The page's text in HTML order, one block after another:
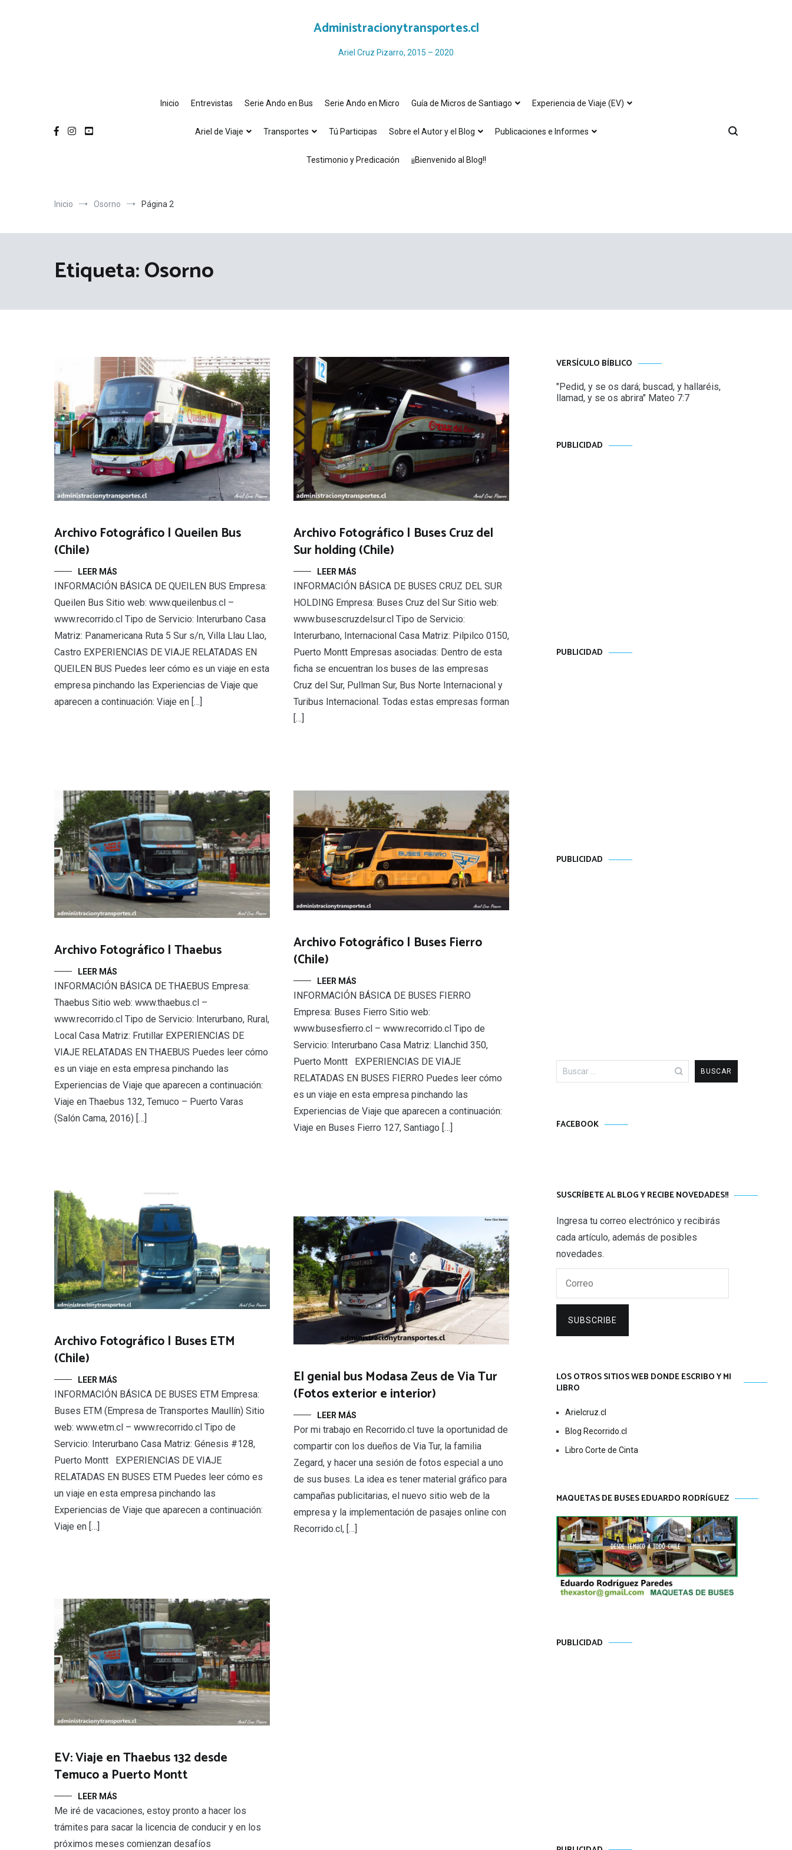
Administracionytransportes.cl
Ariel Cruz Pizarro, 2015 – 2020
Inicio Entrevistas Serie Ando en Bus Serie Ando en Micro Guía de Micros de Santiago Experiencia de Viaje (EV)
Ariel de Viaje Transportes Tú Participas Sobre el Autor y el Blog Publicaciones e Informes
Testimonio y Predicación ¡¡Bienvenido al Blog!!
Inicio Osorno Página 2
Etiqueta:Osorno
Archivo Fotográfico | Queilen Bus
(Chile)
LEER MÁS
INFORMACIÓN BÁSICA DE QUEILEN BUS Empresa:
Queilen Bus Sitio web: www.queilenbus.cl –
www.recorrido.cl Tipo de Servicio: Interurbano Casa
Matriz: Panamericana Ruta 5 Sur s/n, Villa Llau Llao,
Castro EXPERIENCIAS DE VIAJE RELATADAS EN
QUEILEN BUS Puedes leer cómo es un viaje en esta
empresa pinchando las Experiencias de Viaje que
aparecen a continuación: Viaje en […]
Archivo Fotográfico | Buses Cruz del
Sur holding (Chile)
LEER MÁS
INFORMACIÓN BÁSICA DE BUSES CRUZ DEL SUR
HOLDING Empresa: Buses Cruz del Sur Sitio web:
www.busescruzdelsur.cl Tipo de Servicio:
Interurbano, Internacional Casa Matriz: Pilpilco 0150,
Puerto Montt Empresas asociadas: Dentro de esta
ficha se encuentran los buses de las empresas
Cruz del Sur, Pullman Sur, Bus Norte Internacional y
Turibus Internacional. Todas estas empresas forman
[…]
Archivo Fotográfico | Thaebus
LEER MÁS
INFORMACIÓN BÁSICA DE THAEBUS Empresa:
Thaebus Sitio web: www.thaebus.cl –
www.recorrido.cl Tipo de Servicio: Interurbano, Rural,
Local Casa Matriz: Frutillar EXPERIENCIAS DE
VIAJE RELATADAS EN THAEBUS Puedes leer cómo
es un viaje en esta empresa pinchando las
Experiencias de Viaje que aparecen a continuación:
Viaje en Thaebus 132, Temuco – Puerto Varas
(Salón Cama, 2016) […]
Archivo Fotográfico | Buses Fierro
(Chile)
LEER MÁS
INFORMACIÓN BÁSICA DE BUSES FIERRO
Empresa: Buses Fierro Sitio web:
www.busesfierro.cl – www.recorrido.cl Tipo de
Servicio: Interurbano Casa Matriz: Llanchid 350,
Puerto Montt EXPERIENCIAS DE VIAJE
RELATADAS EN BUSES FIERRO Puedes leer cómo
es un viaje en esta empresa pinchando las
Experiencias de Viaje que aparecen a continuación:
Viaje en Buses Fierro 127, Santiago […]
Archivo Fotográfico | Buses ETM
(Chile)
LEER MÁS
INFORMACIÓN BÁSICA DE BUSES ETM Empresa:
Buses ETM (Empresa de Transportes Maullín) Sitio
web: www.etm.cl – www.recorrido.cl Tipo de
Servicio: Interurbano Casa Matriz: Génesis #128,
Puerto Montt EXPERIENCIAS DE VIAJE
RELATADAS EN BUSES ETM Puedes leer cómo es
un viaje en esta empresa pinchando las
Experiencias de Viaje que aparecen a continuación:
Viaje en […]
El genial bus Modasa Zeus de Via Tur
(Fotos exterior e interior)
LEER MÁS
Por mi trabajo en Recorrido.cl tuve la oportunidad de
compartir con los dueños de Via Tur, la familia
Zegard, y hacer una sesión de fotos especial a uno
de sus buses. La idea es tener material gráfico para
campañas publicitarias, el nuevo sitio web de la
empresa y la implementación de pasajes online con
Recorrido.cl, […]
EV: Viaje en Thaebus 132 desde
Temuco a Puerto Montt
LEER MÁS
Me iré de vacaciones, estoy pronto a hacer los
trámites para sacar la licencia de conducir y en los
próximos meses comienzan desafíos
VERSÍCULO BÍBLICO
"Pedid, y se os dará; buscad, y hallaréis,
llamad, y se os abrira" Mateo 7:7
PUBLICIDAD
PUBLICIDAD
PUBLICIDAD
Buscar:
FACEBOOK
SUSCRÍBETE AL BLOG Y RECIBE NOVEDADES!!
Ingresa tu correo electrónico y recibirás
cada artículo, además de posibles
novedades.
SUBSCRIBE
LOS OTROS SITIOS WEB DONDE ESCRIBO Y MI
LIBRO
Arielcruz.cl
Blog Recorrido.cl
Libro Corte de Cinta
MAQUETAS DE BUSES EDUARDO RODRÍGUEZ
PUBLICIDAD